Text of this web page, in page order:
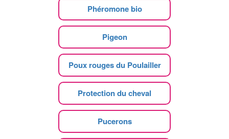
Phéromone bio
Pigeon
Poux rouges du Poulailler
Protection du cheval
Pucerons